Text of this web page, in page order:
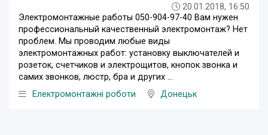
20.01.2018, 16:50
Электромонтажные работы 050-904-97-40 Вам нужен
профессиональный качественный электромонтаж? Нет
проблем. Мы проводим любые виды
электромонтажных работ: установку выключателей и
розеток, счетчиков и электрощитов, кнопок звонка и
самих звонков, люстр, бра и других ...
Електромонтажні роботи
Донецьк